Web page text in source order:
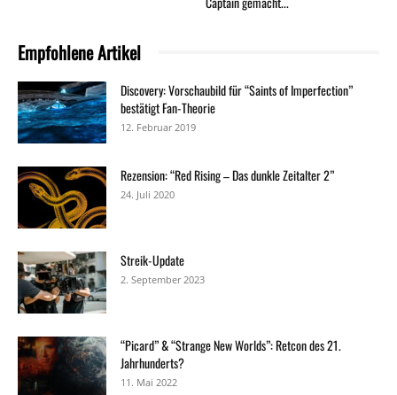
Empfohlene Artikel
Discovery: Vorschaubild für “Saints of Imperfection”
bestätigt Fan-Theorie
12. Februar 2019
Rezension: “Red Rising – Das dunkle Zeitalter 2”
24. Juli 2020
Streik-Update
2. September 2023
“Picard” & “Strange New Worlds”: Retcon des 21.
Jahrhunderts?
11. Mai 2022